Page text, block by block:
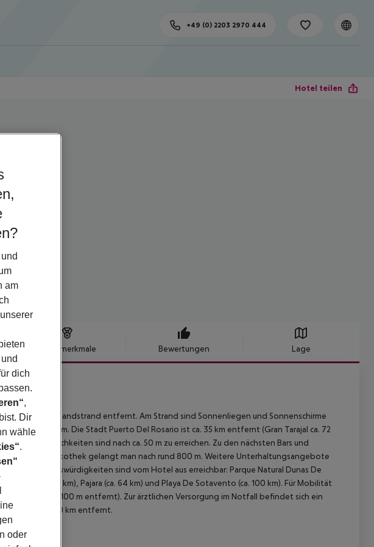
+49 (0) 2203 2970 444
Hotel teilen
Hotelmerkmale Bewertungen Lage
200 m vom Sandstrand entfernt. Am Strand sind Sonnenliegen und Sonnenschirme
es ca. 800 m. Die Stadt Puerto Del Rosario ist ca. 35 km entfernt (Gran Tarajal ca. 72
Einkaufsmöglichkeiten sind nach ca. 50 m zu erreichen. Zu den nächsten Bars und
nächsten Diskothek gelangt man nach rund 800 m. Weitere Unterhaltungsangebote
Sehenswürdigkeiten sind vom Hotel aus erreichbar: Parque Natural Dunas De
(ca. 48 km), Pajara (ca. 64 km) und Playa De Sotavento (ca. 100 km). Für Mobilität
(ca. 100 m entfernt). Zur ärztlichen Versorgung im Notfall befindet sich ein
(FUE) ist ca. 40 km entfernt.
am
dich
,
Dir
wähle
.
oder